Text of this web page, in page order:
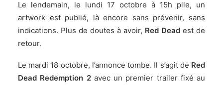
Le lendemain, le lundi 17 octobre à 15h pile, un
artwork est publié, là encore sans prévenir, sans
indications. Plus de doutes à avoir, Red Dead est de
retour.
Le mardi 18 octobre, l’annonce tombe. Il s’agit de Red
Dead Redemption 2avec un premier trailer fixé au